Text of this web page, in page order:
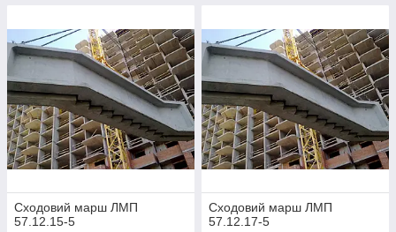
Сходовий марш ЛМП
57.12.15-5
Сходовий марш ЛМП
57.12.17-5